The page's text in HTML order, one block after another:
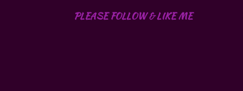
PLEASE FOLLOW & LIKE ME